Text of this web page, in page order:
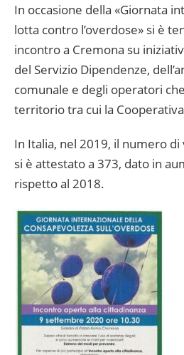
In occasione della «Giornata
lotta contro l’overdose» si è
incontro a Cremona su
del Servizio Dipendenze,
comunale e degli operatori
territorio tra cui la
In Italia, nel 2019, il numero
si è attestato a 373, dato in
rispetto al 2018.